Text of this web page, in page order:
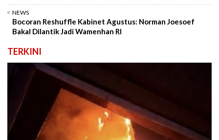
NEWS
Bocoran Reshuffle Kabinet Agustus: Norman Joesoef
Bakal Dilantik Jadi Wamenhan RI
TERKINI